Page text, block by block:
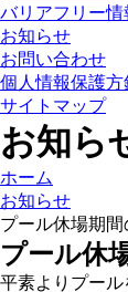
バリアフリー情
お知らせ
お問い合わせ
個人情報保護方
サイトマップ
お知ら
ホーム
お知らせ
プール休場期
プール休
平素よりプール